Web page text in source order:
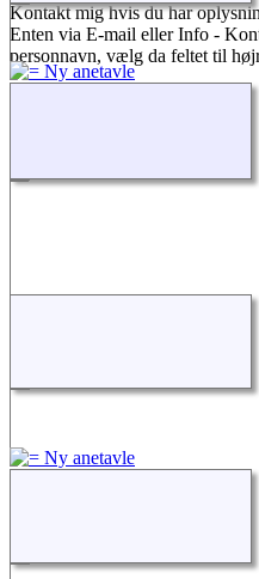
Kontakt mig hvis du har
Enten via E-mail eller Info -
personnavn, vælg da feltet til